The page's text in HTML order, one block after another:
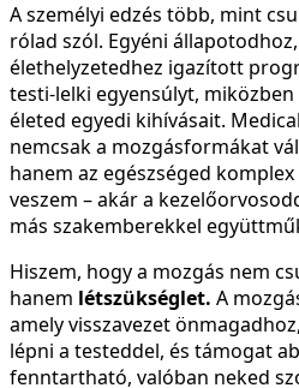
A személyi edzés több, mint
rólad szól. Egyéni
élethelyzetedhez igazított
testi-lelki egyensúlyt,
életed egyedi kihívásait.
nemcsak a mozgásformákat
hanem az egészséged
veszem – akár a
más szakemberekkel
Hiszem, hogy a mozgás nem
hanem létszükséglet. A
amely visszavezet
lépni a testeddel, és támogat
fenntartható, valóban neked